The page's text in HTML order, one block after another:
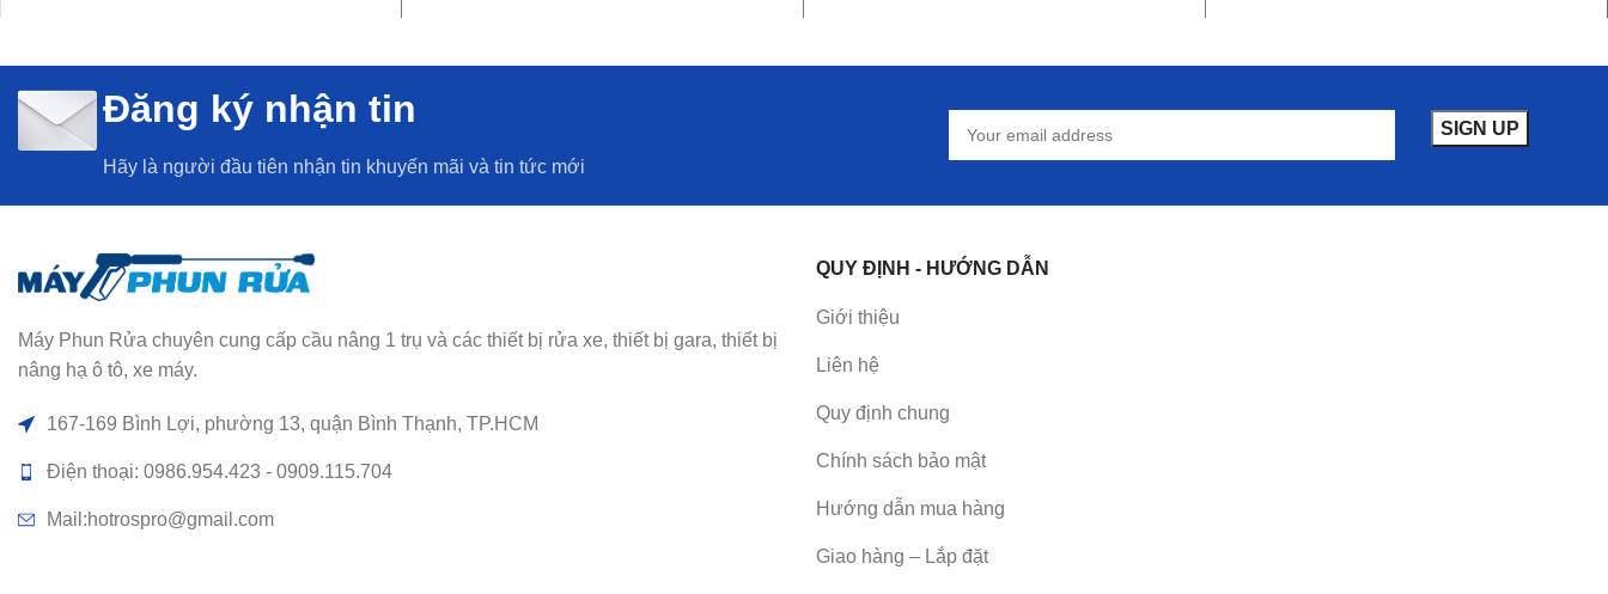
Đăng ký nhận tin
Hãy là người đầu tiên nhận tin khuyến mãi và tin tức mới
Máy Phun Rửa chuyên cung cấp cầu nâng 1 trụ và các thiết bị rửa xe, thiết bị gara, thiết bị
nâng hạ ô tô, xe máy.
167-169 Bình Lợi, phường 13, quận Bình Thạnh, TP.HCM
Điện thoại: 0986.954.423 - 0909.115.704
Mail:hotrospro@gmail.com
QUY ĐỊNH - HƯỚNG DẪN
Giới thiệu
Liên hệ
Quy định chung
Chính sách bảo mật
Hướng dẫn mua hàng
Giao hàng – Lắp đặt